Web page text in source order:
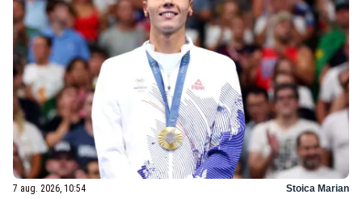
7 aug. 2026, 10:54 Stoica Marian